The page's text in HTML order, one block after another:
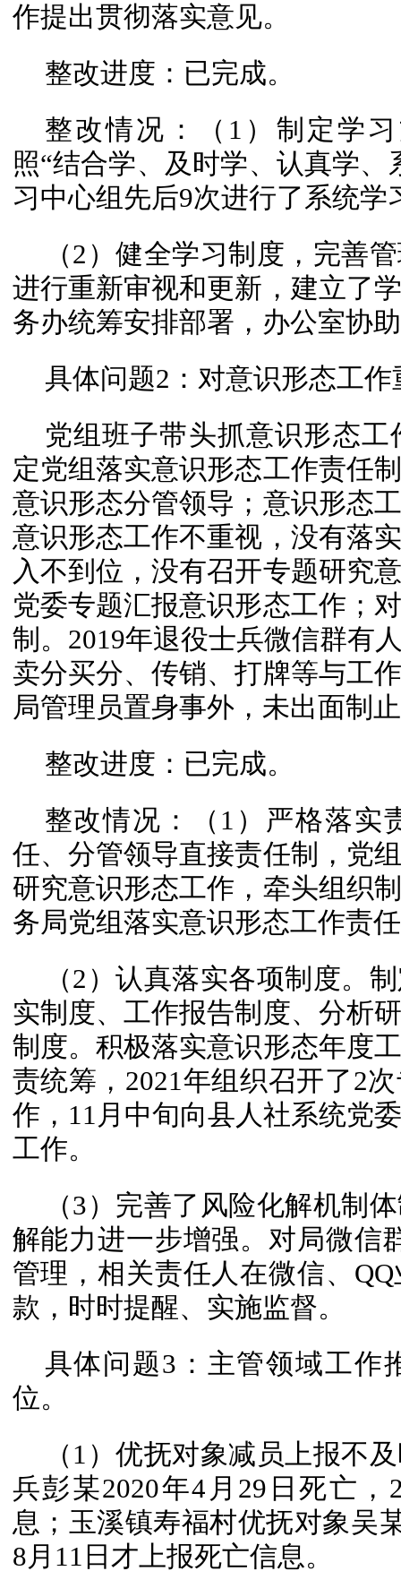
作提出贯彻落实意见。
整改进度：已完成。
整改情况：（1）制定学
照“结合学、及时学、认真学
习中心组先后9次进行了系统学
（2）健全学习制度，完善
进行重新审视和更新，建立了
务办统筹安排部署，办公室协
具体问题2：对意识形态工
党组班子带头抓意识形态
定党组落实意识形态工作责任
意识形态分管领导；意识形态
意识形态工作不重视，没有落
入不到位，没有召开专题研究
党委专题汇报意识形态工作；
制。2019年退役士兵微信群有
卖分买分、传销、打牌等与工
局管理员置身事外，未出面制
整改进度：已完成。
整改情况：（1）严格落实
任、分管领导直接责任制，党
研究意识形态工作，牵头组织
务局党组落实意识形态工作责
（2）认真落实各项制度。
实制度、工作报告制度、分析
制度。积极落实意识形态年度
责统筹，2021年组织召开了2
作，11月中旬向县人社系统党
工作。
（3）完善了风险化解机制
解能力进一步增强。对局微信
管理，相关责任人在微信、
款，时时提醒、实施监督。
具体问题3：主管领域工作
位。
（1）优抚对象减员上报不
兵彭某2020年4月29日死亡
息；玉溪镇寿福村优抚对象吴
8月11日才上报死亡信息。